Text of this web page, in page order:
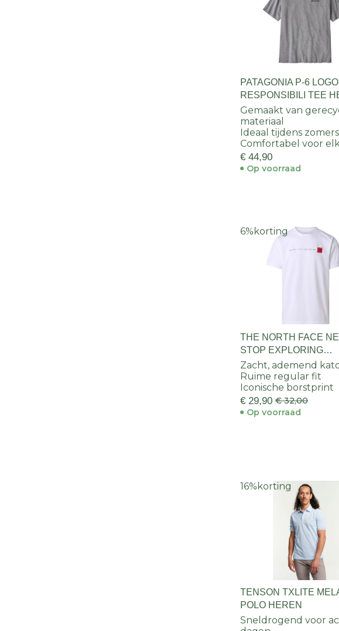
PATAGONIA P-6 LOGO
RESPONSIBILI TEE
Gemaakt van
materiaal
Ideaal tijdens
Comfortabel voor
€ 44,90
Op voorraad
6% korting
THE NORTH FACE
STOP EXPLORING
REGULAR S/S TEE
Zacht, ademend
Ruime regular fit
Iconische borstprint
€ 29,90 € 32,00
Op voorraad
16% korting
TENSON TXLITE
POLO HEREN
Sneldrogend voor